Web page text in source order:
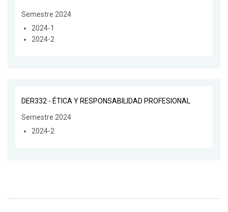
Semestre 2024
2024-1
2024-2
DER332 - ÉTICA Y RESPONSABILIDAD PROFESIONAL
Semestre 2024
2024-2